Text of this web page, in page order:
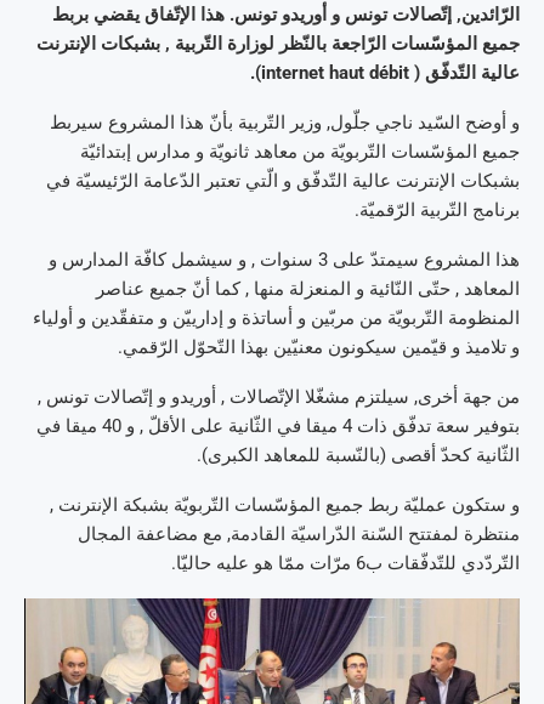
الرّائدين, إتّصالات تونس و أوريدو تونس. هذا الإتّفاق يقضي بربط
جميع المؤسّسات الرّاجعة بالنّظر لوزارة التّربية , بشبكات الإنترنت
عالية التّدفّق ( internet haut débit).
و أوضح السّيد ناجي جلّول, وزير التّربية بأنّ هذا المشروع سيربط
جميع المؤسّسات التّربويّة من معاهد ثانويّة و مدارس إبتدائيّة
بشبكات الإنترنت عالية التّدفّق و الّتي تعتبر الدّعامة الرّئيسيّة في
برنامج التّربية الرّقميّة.
هذا المشروع سيمتدّ على 3 سنوات , و سيشمل كافّة المدارس و
المعاهد , حتّى النّائية و المنعزلة منها , كما أنّ جميع عناصر
المنظومة التّربويّة من مربّين و أساتذة و إدارييّن و متفقّدين و أولياء
و تلاميذ و قيّمين سيكونون معنيّين بهذا التّحوّل الرّقمي.
من جهة أخرى, سيلتزم مشغّلا الإتّصالات , أوريدو و إتّصالات تونس ,
بتوفير سعة تدفّق ذات 4 ميقا في الثّانية على الأقلّ , و 40 ميقا في
الثّانية كحدّ أقصى (بالنّسبة للمعاهد الكبرى).
و ستكون عمليّة ربط جميع المؤسّسات التّربويّة بشبكة الإنترنت ,
منتظرة لمفتتح السّنة الدّراسيّة القادمة, مع مضاعفة المجال
التّردّدي للتّدفّقات ب6 مرّات ممّا هو عليه حاليّا.